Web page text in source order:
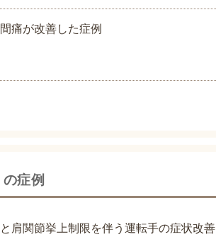
痛が改善した症例
症例
肩関節挙上制限を伴う運転手の症状改善